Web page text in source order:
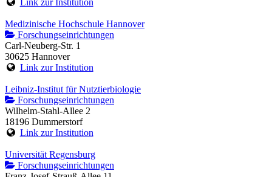
Link zur Institution
Medizinische Hochschule Hannover
Forschungseinrichtungen
Carl-Neuberg-Str. 1
30625 Hannover
Link zur Institution
Leibniz-Institut für Nutztierbiologie
Forschungseinrichtungen
Wilhelm-Stahl-Allee 2
18196 Dummerstorf
Link zur Institution
Universität Regensburg
Forschungseinrichtungen